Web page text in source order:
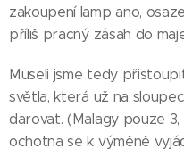
zakoupení lamp ano,
příliš pracný zásah do
Museli jsme tedy
světla, která už na
darovat. (Malagy pouze
ochotna se k výměně